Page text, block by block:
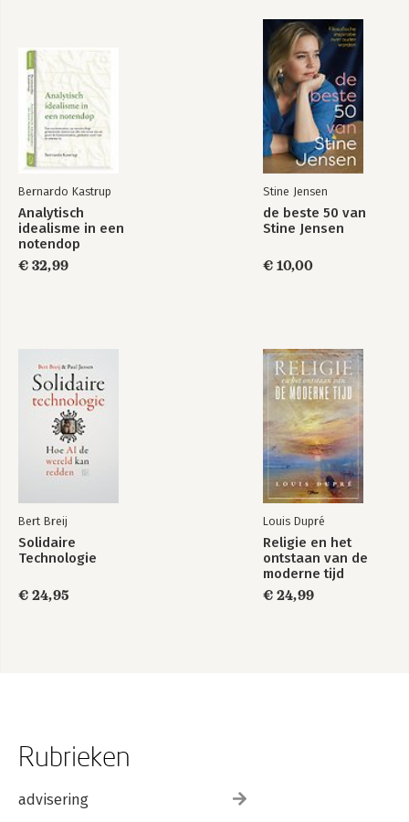
Bernardo Kastrup
Analytisch
idealisme in een
notendop
€ 32,99
Stine Jensen
de beste 50 van
Stine Jensen
€ 10,00
Bert Breij
Solidaire
Technologie
€ 24,95
Louis Dupré
Religie en het
ontstaan van de
moderne tijd
€ 24,99
Rubrieken
advisering